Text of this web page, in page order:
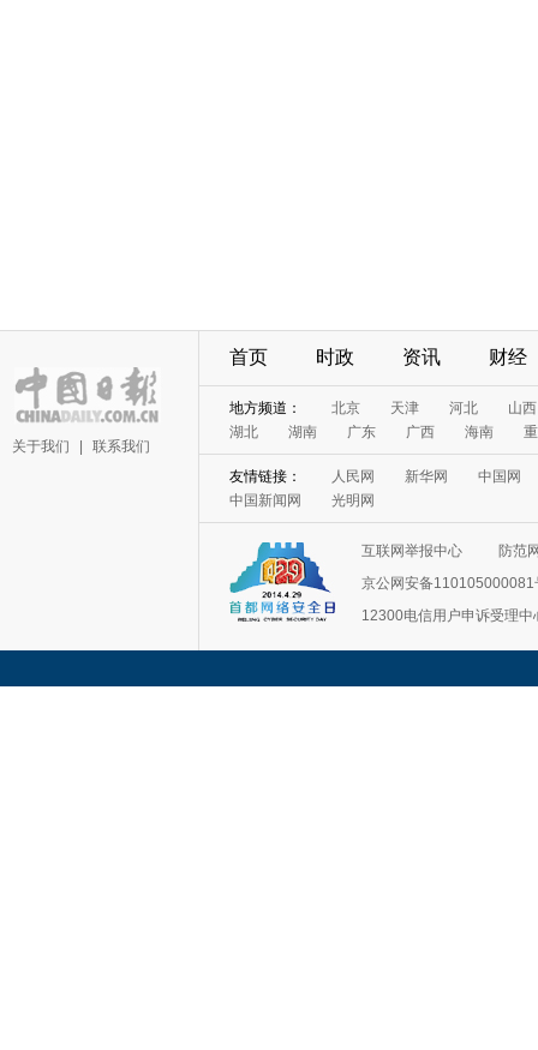
关于我们 联系我们
首页 时政 资讯 财经
地方频道： 北京 天津 河北
山西
湖北
湖南 广东 广西 海南
友情链接： 人民网 新华网
中国网
中国新闻网
光明网
互联网举报中心
防范
京公网安备110105000081
12300电信用户申诉受理中